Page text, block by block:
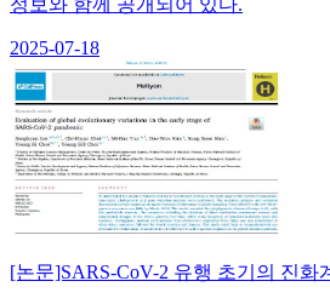
정보와 함께 공개되어 있다.
2025-07-18
[논문]SARS-CoV-2 유행 초기의 진화